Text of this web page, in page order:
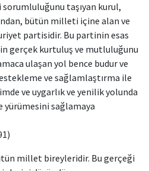
taşıyan kurul,
bütün milleti içine alan ve
partisidir. Bu partinin esas
gerçek kurtuluş ve mutluluğunu
ulaşan yol bence budur ve
ve sağlamlaştırma ile
ve uygarlık ve yenilik yolunda
yürümesini sağlamaya
millet bireyleridir. Bu gerçeği